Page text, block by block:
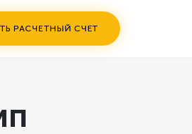
РАСЧЕТНЫЙ СЧЕТ